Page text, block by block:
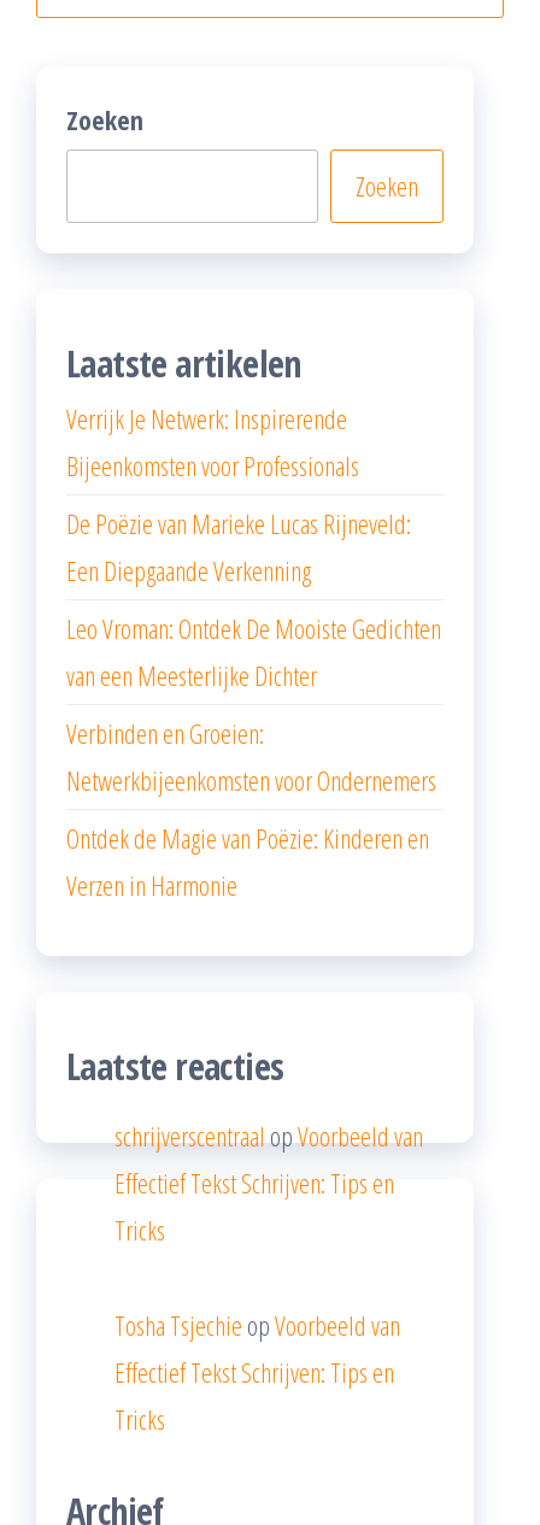
Zoeken
Zoeken
Laatste artikelen
Verrijk Je Netwerk: Inspirerende
Bijeenkomsten voor Professionals
De Poëzie van Marieke Lucas Rijneveld:
Een Diepgaande Verkenning
Leo Vroman: Ontdek De Mooiste Gedichten
van een Meesterlijke Dichter
Verbinden en Groeien:
Netwerkbijeenkomsten voor Ondernemers
Ontdek de Magie van Poëzie: Kinderen en
Verzen in Harmonie
Laatste reacties
schrijverscentraalopVoorbeeld van
Effectief Tekst Schrijven: Tips en
Tricks
Tosha Tsjechie opVoorbeeld van
Effectief Tekst Schrijven: Tips en
Tricks
Archief